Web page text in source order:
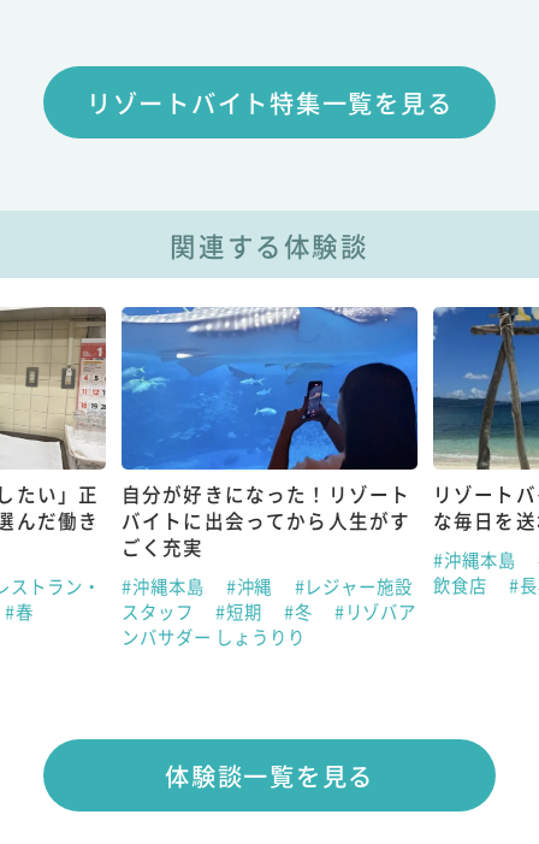
リゾートバイト特集一覧を見る
関連する体験談
たい」正
んだ働き
ストラン・
#春
自分が好きになった！リゾート
バイトに出会ってから人生がす
ごく充実
#沖縄本島 #沖縄
#レジャー施設
スタッフ
#短期 #冬
#リゾバア
ンバサダー しょうりり
リゾート
な毎日を
#沖縄本島
飲食店
#
体験談一覧を見る